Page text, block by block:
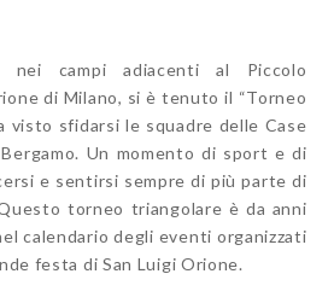
nei campi adiacenti al Piccolo
di Milano, si è tenuto il “Torneo
visto sfidarsi le squadre delle Case
Un momento di sport e di
e sentirsi sempre di più parte di
torneo triangolare è da anni
calendario degli eventi organizzati
festa di San Luigi Orione.